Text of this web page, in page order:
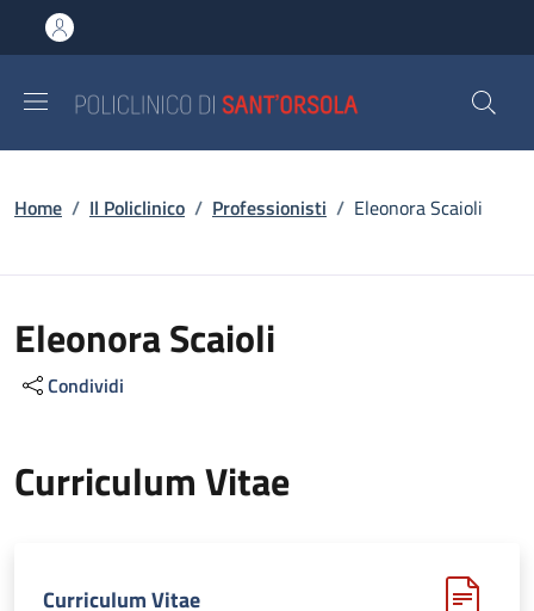
al contenuto principale
to footer content
Briciole di pane
Home / Il Policlinico / Professionisti / Eleonora Scaioli
Eleonora Scaioli
Condividi
Curriculum Vitae
Curriculum Vitae